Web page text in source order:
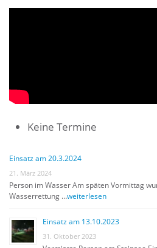
Keine Termine
Einsatz am 20.3.2024
21. März 2024
Person im Wasser Am späten Vormittag
Wasserrettung …weiterlesen
Einsatz am 13.10.2023
31. Oktober 2023